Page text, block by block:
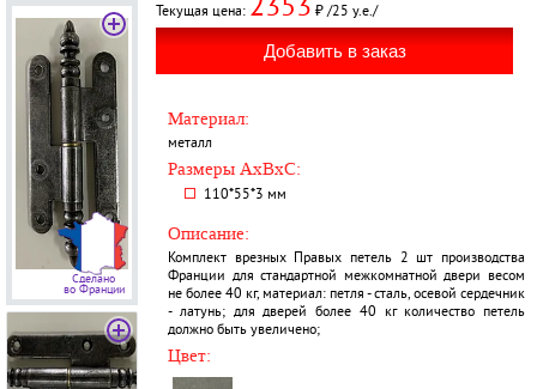
Сделано
во Франции
Текущая цена: 2353 ₽ /25 у.е./
Материал:
металл
Размеры AxBxC:
110*55*3 мм
Описание:
Комплект врезных Правых петель 2 шт производства
Франции для стандартной межкомнатной двери весом
не более 40 кг, материал: петля - сталь, осевой сердечник
- латунь; для дверей более 40 кг количество петель
должно быть увеличено;
Цвет: